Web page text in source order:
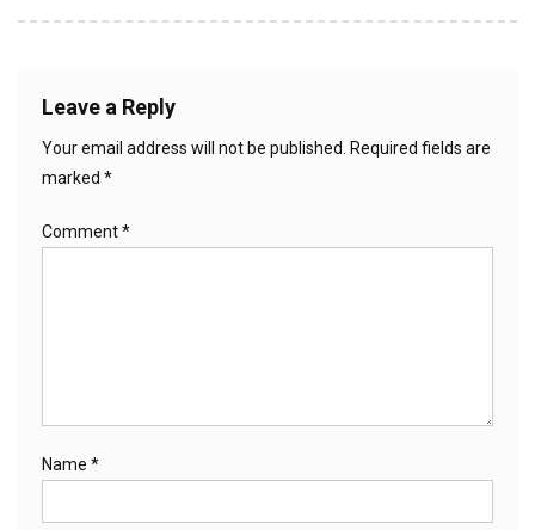
Leave a Reply
Your email address will not be published.
Required fields are
marked *
Comment*
Name *